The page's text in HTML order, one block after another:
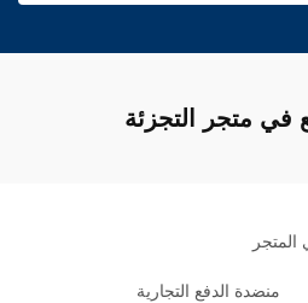
في متجر التجزئة
منضدة الدفع التجارية